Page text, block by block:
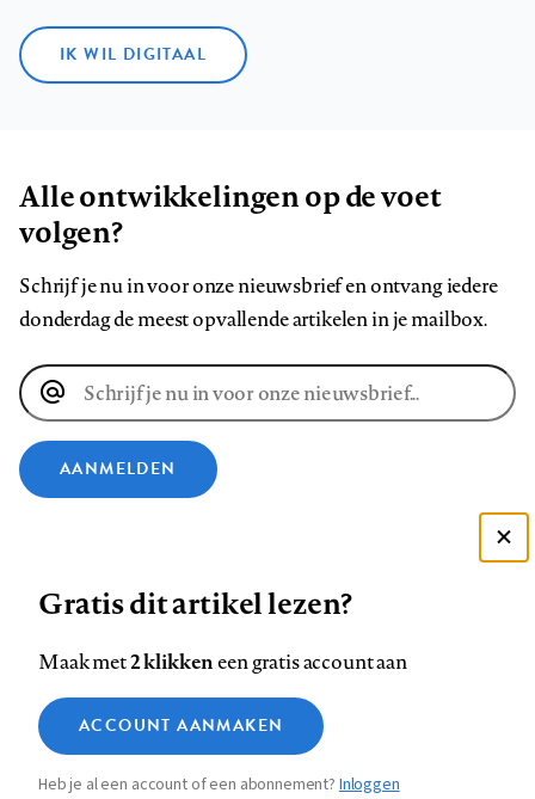
IK WIL DIGITAAL
Alle ontwikkelingen op de voet
volgen?
Schrijf je nu in voor onze nieuwsbrief en ontvang iedere
donderdag de meest opvallende artikelen in je mailbox.
E-
mailadres
AANMELDEN
ons
op
Facebook
ons
op
LinkedIn
ons
op
Bluesky
ons
op
Instagram
ons
op
YouTube
ons
Footer
navigation
Contact Colofon Disclaimer Privacy
Medische vragen verdienen
betrouwbare antwoorden
Gratis dit artikel lezen?
Maak met2 klikkeneen gratis account aan
ACCOUNT AANMAKEN
Heb je al een account of een abonnement?Inloggen
Zie onze cookie policy
Analytische cookies
Marketing cookies